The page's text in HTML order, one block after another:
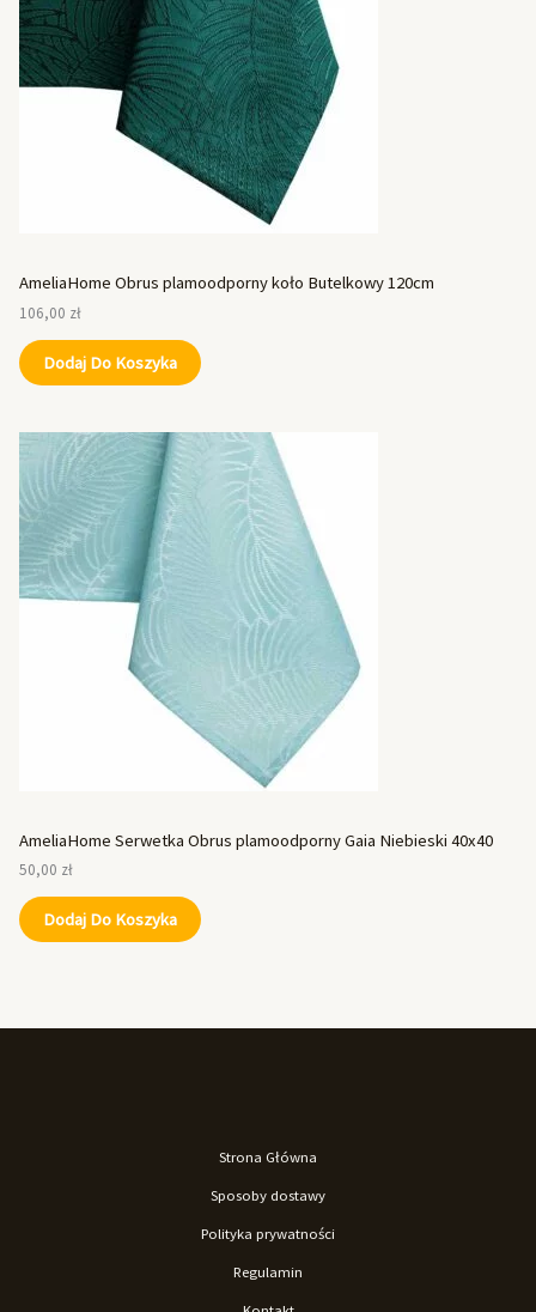
AmeliaHome Obrus plamoodporny koło Butelkowy 120cm
106,00 zł
Dodaj Do Koszyka
AmeliaHome Serwetka Obrus plamoodporny Gaia Niebieski 40x40
50,00 zł
Dodaj Do Koszyka
Strona Główna
Sposoby dostawy
Polityka prywatności
Regulamin